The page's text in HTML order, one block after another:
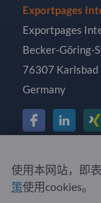
Exportpages
Exportpages
Becker-Göring-
76307 Karlsbad
Germany
Copyright ©
Rights Reserved.
使用本网站，即
策使用cookies。